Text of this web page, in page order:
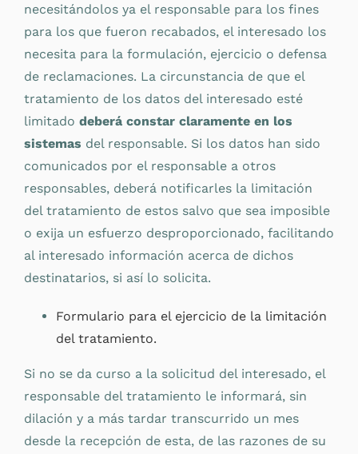
necesitándolos ya el responsable para los fines
para los que fueron recabados, el interesado los
necesita para la formulación, ejercicio o defensa
de reclamaciones. La circunstancia de que el
tratamiento de los datos del interesado esté
limitado deberá constar claramente en los
sistemas del responsable. Si los datos han sido
comunicados por el responsable a otros
responsables, deberá notificarles la limitación
del tratamiento de estos salvo que sea imposible
o exija un esfuerzo desproporcionado, facilitando
al interesado información acerca de dichos
destinatarios, si así lo solicita.
Formulario para el ejercicio de la limitación
del tratamiento.
Si no se da curso a la solicitud del interesado, el
responsable del tratamiento le informará, sin
dilación y a más tardar transcurrido un mes
desde la recepción de esta, de las razones de su